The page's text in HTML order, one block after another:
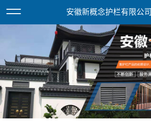
欢迎访问安徽新概念护栏有限公司网站！
安徽新概念护栏有限公司